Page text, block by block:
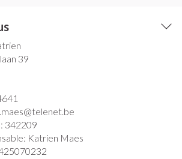
39
telenet.be
342209
Katrien Maes